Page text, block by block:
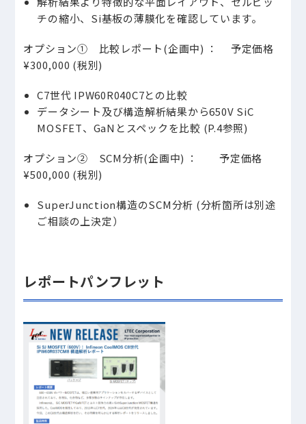
チの縮小、Si基板の薄膜化を確認しています。
オプション① 比較レポート(企画中) ： 予定価格
¥300,000 (税別)
C7世代 IPW60R040C7との比較
データシート及び構造解析結果から650V SiC
MOSFET、GaNとスペックを比較 (P.4参照)
オプション② SCM分析(企画中) ： 予定価格
¥500,000 (税別)
SuperJunction構造のSCM分析 (分析箇所は別途
ご相談の上決定）
レポートパンフレット